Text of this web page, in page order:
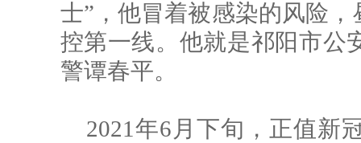
士”，他冒着被感染的风险
控第一线。他就是祁阳市公
警谭春平。
2021年6月下旬，正值新